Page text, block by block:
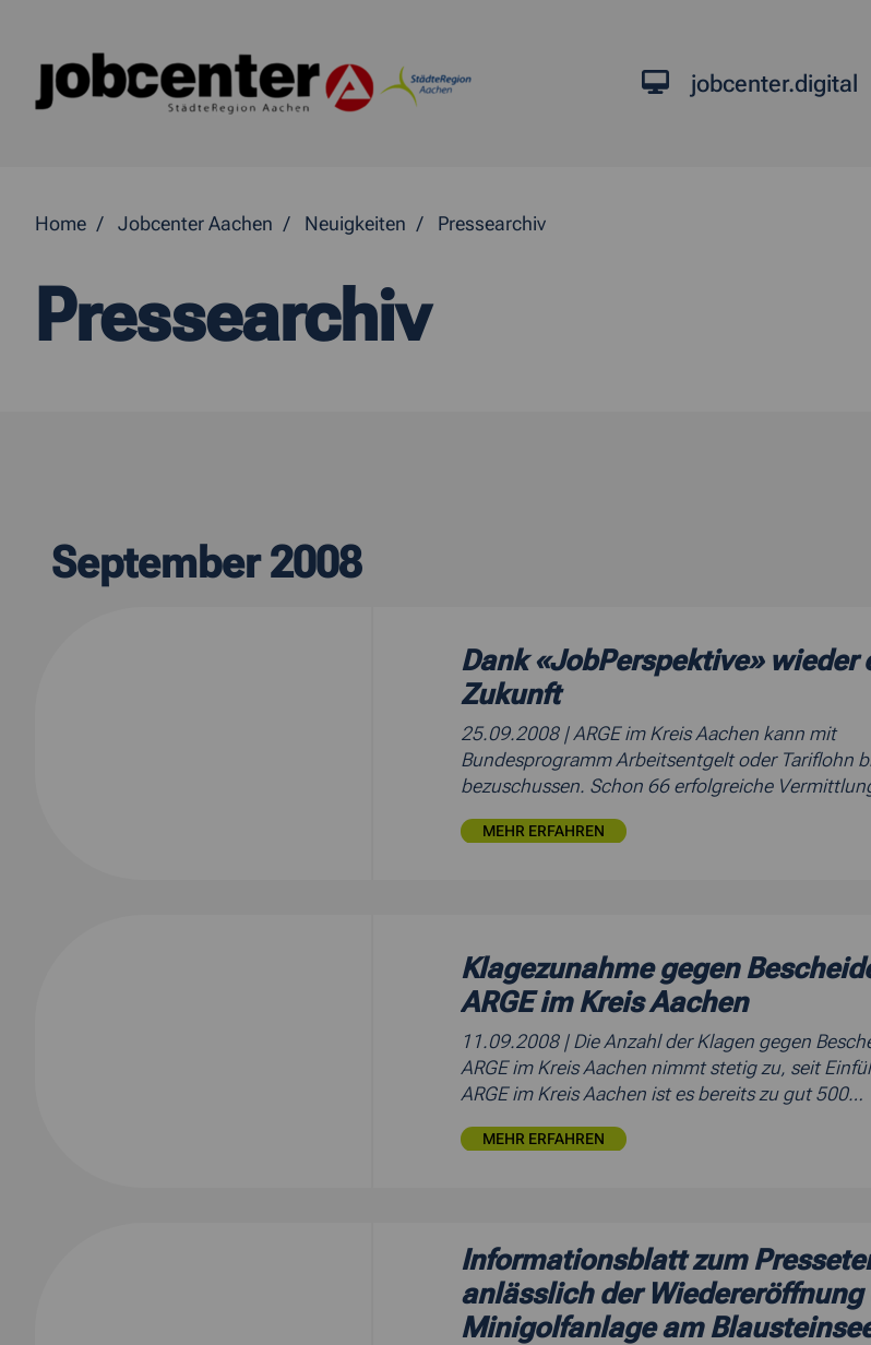
jobcenter.digital
Home Jobcenter Aachen Neuigkeiten Pressearchiv
Pressearchiv
September 2008
Dank «JobPerspektive» wieder
Zukunft
25.09.2008 | ARGE im Kreis Aachen kann mit
Bundesprogramm Arbeitsentgelt oder Tariflohn
bezuschussen. Schon 66 erfolgreiche
MEHR ERFAHREN
Klagezunahme gegen
ARGE im Kreis Aachen
11.09.2008 | Die Anzahl der Klagen gegen
ARGE im Kreis Aachen nimmt stetig zu, seit
ARGE im Kreis Aachen ist es bereits zu gut 500…
MEHR ERFAHREN
Informationsblatt zum
anlässlich der Wiedereröffnung
Minigolfanlage am